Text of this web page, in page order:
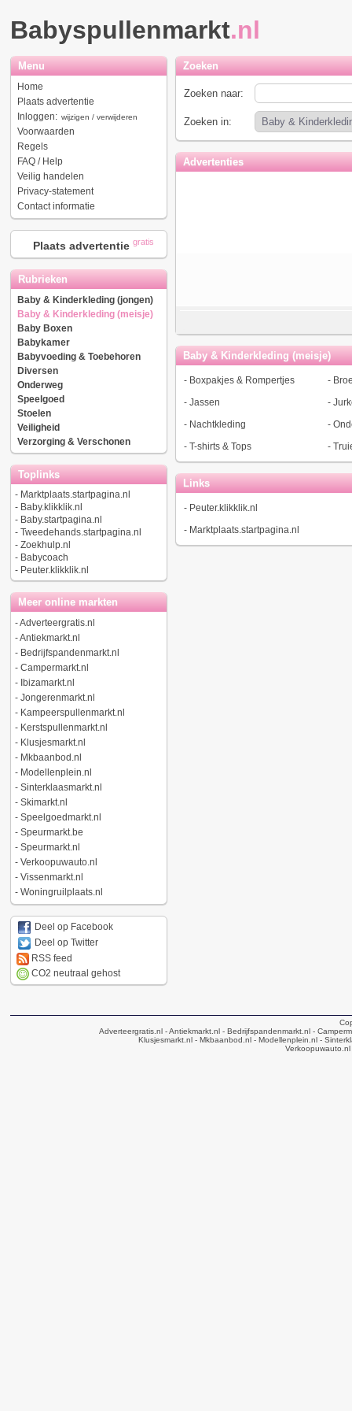
Babyspullenmarkt.nl
Menu
Home
Plaats advertentie
Inloggen: wijzigen / verwijderen
Voorwaarden
Regels
FAQ / Help
Veilig handelen
Privacy-statement
Contact informatie
Plaats advertentie gratis
Rubrieken
Baby & Kinderkleding (jongen)
Baby & Kinderkleding (meisje)
Baby Boxen
Babykamer
Babyvoeding & Toebehoren
Diversen
Onderweg
Speelgoed
Stoelen
Veiligheid
Verzorging & Verschonen
Toplinks
- Marktplaats.startpagina.nl
- Baby.klikklik.nl
- Baby.startpagina.nl
- Tweedehands.startpagina.nl
- Zoekhulp.nl
- Babycoach
- Peuter.klikklik.nl
Meer online markten
-Adverteergratis.nl
-Antiekmarkt.nl
- Bedrijfspandenmarkt.nl
- Campermarkt.nl
- Ibizamarkt.nl
- Jongerenmarkt.nl
- Kampeerspullenmarkt.nl
- Kerstspullenmarkt.nl
- Klusjesmarkt.nl
- Mkbaanbod.nl
- Modellenplein.nl
- Sinterklaasmarkt.nl
- Skimarkt.nl
- Speelgoedmarkt.nl
- Speurmarkt.be
- Speurmarkt.nl
- Verkoopuwauto.nl
- Vissenmarkt.nl
- Woningruilplaats.nl
Deel op Facebook
Deel op Twitter
RSS feed
CO2 neutraal gehost
Zoeken
Zoeken naar:
Zoeken in:
Advertenties
Baby & Kinderkleding (meisje)
- Boxpakjes & Rompertjes -
- Jassen -
- Nachtkleding -
- T-shirts & Tops -
Links
- Peuter.klikklik.nl
- Marktplaats.startpagina.nl
Adverteergratis.nl - Antiekmarkt.nl - Bedrijfspandenmarkt.nl -
Klusjesmarkt.nl- Mkbaanbod.nl- Modellenplein.nl-
Verkoopuwauto.nl